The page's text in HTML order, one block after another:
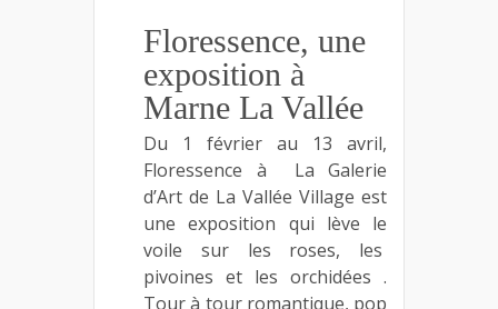
Floressence, une
exposition à
Marne La Vallée
Du 1 février au 13 avril,
Floressence à La Galerie
d’Art de La Vallée Village est
une exposition qui lève le
voile sur les roses, les
pivoines et les orchidées .
Tour à tour romantique, pop